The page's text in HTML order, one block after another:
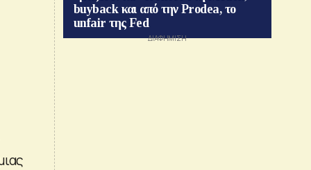
buyback και από την Prodea, το
unfair της Fed